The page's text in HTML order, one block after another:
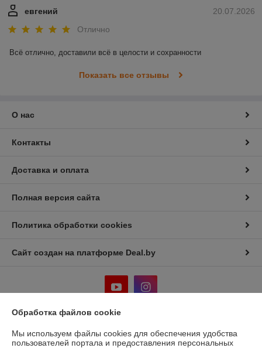
20.07.2026
евгений
Отлично
Всё отлично, доставили всё в целости и сохранности
Показать все отзывы
О нас
Контакты
Доставка и оплата
Полная версия сайта
Политика обработки cookies
Сайт создан на платформе Deal.by
Информация для покупателя
Обработка файлов cookie
Мы используем файлы cookies для обеспечения удобства
пользователей портала и предоставления персональных